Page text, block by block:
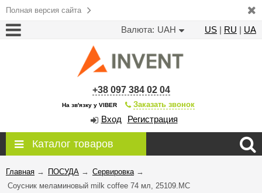
Полная версия сайта
Валюта: UAH US | RU | UA
+38 097 384 02 04
На зв'язку у VIBER Заказать звонок
Вход Регистрация
Каталог товаров
Главная → ПОСУДА → Сервировка →
Соусник меламиновый milk coffee 74 мл, 25109.MC